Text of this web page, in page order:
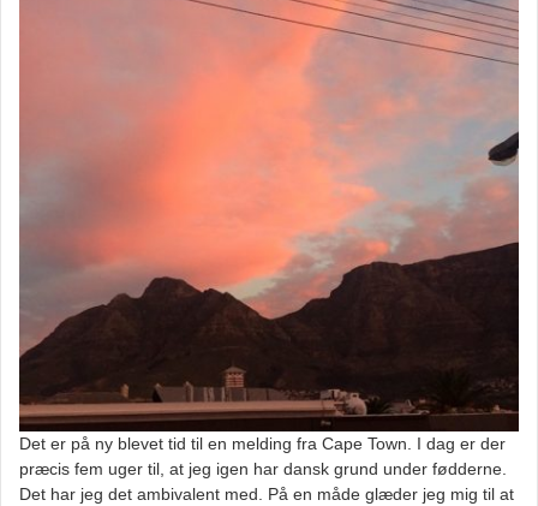
Det er på ny blevet tid til en melding fra Cape Town. I dag er der
præcis fem uger til, at jeg igen har dansk grund under fødderne.
Det har jeg det ambivalent med. På en måde glæder jeg mig til at